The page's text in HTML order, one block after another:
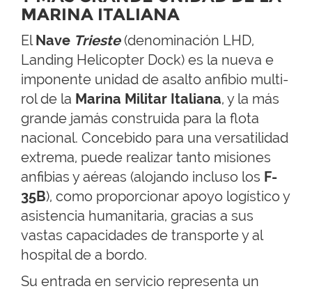
MARINA ITALIANA
ElNave Trieste(denominación LHD,
Landing Helicopter Dock) es la nueva e
imponente unidad de asalto anfibio multi-
rol de la Marina Militar Italiana, y la más
grande jamás construida para la flota
nacional. Concebido para una versatilidad
extrema, puede realizar tanto misiones
anfibias y aéreas (alojando incluso los F-
35B), como proporcionar apoyo logístico y
asistencia humanitaria, gracias a sus
vastas capacidades de transporte y al
hospital de a bordo.
Su entrada en servicio representa un